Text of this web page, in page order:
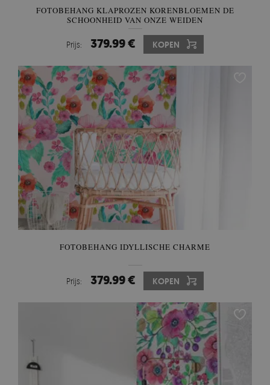
FOTOBEHANG KLAPROZEN KORENBLOEMEN DE
SCHOONHEID VAN ONZE WEIDEN
Prijs: 379.99 € KOPEN
FOTOBEHANG IDYLLISCHE CHARME
Prijs: 379.99 € KOPEN